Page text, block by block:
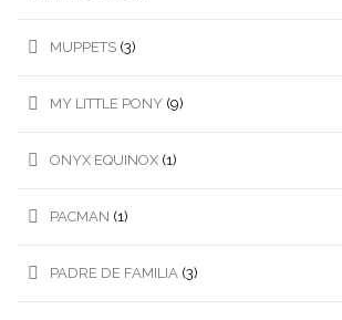
MUPPETS (3)
MY LITTLE PONY (9)
ONYX EQUINOX (1)
PACMAN (1)
PADRE DE FAMILIA (3)